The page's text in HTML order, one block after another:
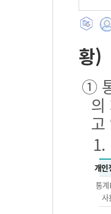
황)
①
의
고
1.
개인
통
사